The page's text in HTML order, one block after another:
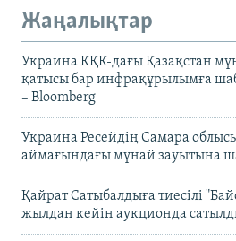
Жаңалықтар
Украина КҚК-дағы Қазақстан
қатысы бар инфрақұрылымға
– Bloomberg
Украина Ресейдің Самара
аймағындағы мұнай зауытына
Қайрат Сатыбалдыға тиесілі
жылдан кейін аукционда